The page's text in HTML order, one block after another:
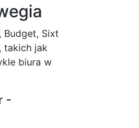
Budget, Sixt
takich jak
biura w
-